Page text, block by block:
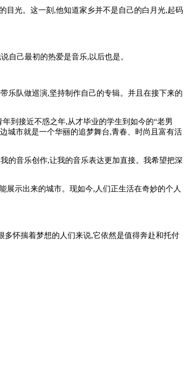
光。这一刻,他知道家乡并不是自己的白月光,起码
己最初的热爱是音乐,以后也是。
队做巡演,坚持制作自己的专辑。并且在接下来的
到接近不惑之年,从才毕业的学生到如今的“老男
城市就是一个华丽的追梦舞台,青春、时尚且富有活
音乐创作,让我的音乐表达更加直接。我希望把深
示出来的城市。现如今,人们正生活在奇妙的个人
怀揣着梦想的人们来说,它依然是值得奔赴和托付